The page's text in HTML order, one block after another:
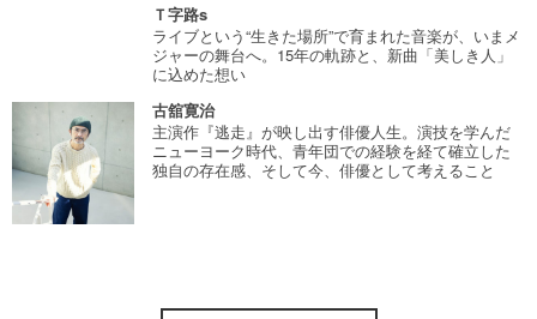
Ｔ字路s
ライブという“生きた場所”で育まれた音楽が、いまメ
ジャーの舞台へ。15年の軌跡と、新曲「美しき人」
に込めた想い
古舘寛治
主演作『逃走』が映し出す俳優人生。演技を学んだ
ニューヨーク時代、青年団での経験を経て確立した
独自の存在感、そして今、俳優として考えること